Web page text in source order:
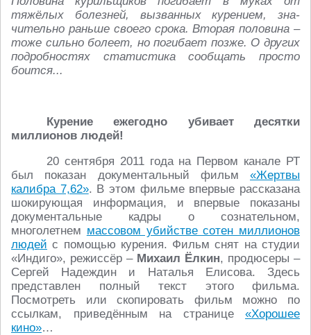
тяжёлых болезней, вызванных курением, зна-
чительно раньше своего срока. Вторая половина –
тоже сильно болеет, но погибает позже. О других
подробностях статистика сообщать просто
боится...
Курение ежегодно убивает десятки
миллионов людей!
20 сентября 2011 года на Первом канале РТ
был показан документальный фильм «Жертвы
калибра 7,62». В этом фильме впервые рассказана
шокирующая информация, и впервые показаны
документальные кадры о сознательном,
многолетнем массовом убийстве сотен миллионов
людей с помощью курения. Фильм снят на студии
«Индиго», режиссёр – Михаил Ёлкин, продюсеры –
Сергей Надеждин и Наталья Елисова. Здесь
представлен полный текст этого фильма.
Посмотреть или скопировать фильм можно по
ссылкам, приведённым на странице «Хорошее
кино»…